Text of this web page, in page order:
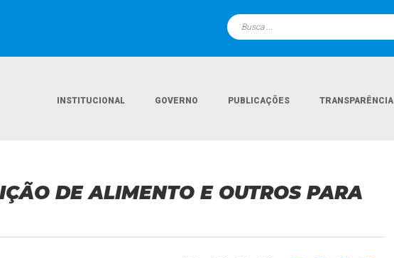
INSTITUCIONAL GOVERNO PUBLICAÇÕES TRANSPARÊNCIA
DE ALIMENTO E OUTROS PARA